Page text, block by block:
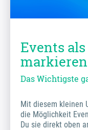
Events
markieren
Das Wichtigste
Mit diesem kleinen
die Möglichkeit
Du sie direkt oben